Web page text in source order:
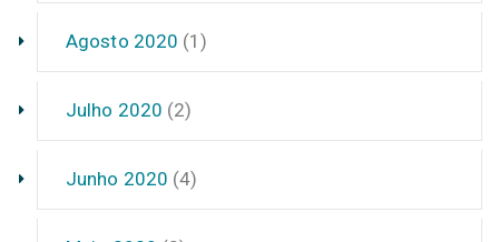
Agosto 2020 (1)
Julho 2020 (2)
Junho 2020 (4)